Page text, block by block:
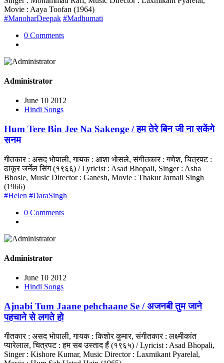
Movie : Aaya Toofan (1964)
#ManoharDeepak #Madhumati
0 Comments
Administrator
June 10 2012
Hindi Songs
Hum Tere Bin Jee Na Sakenge / हम तेरे बिन जी ना सकेंगे
सनम
गीतकार : असद भोपाली, गायक : आशा भोसले, संगीतकार : गणेश, चित्रपट :
ठाकूर जर्नेल सिंग (१९६६) / Lyricist : Asad Bhopali, Singer : Asha
Bhosle, Music Director : Ganesh, Movie : Thakur Jarnail Singh
(1966)
#Helen #DaraSingh
0 Comments
Administrator
June 10 2012
Hindi Songs
Ajnabi Tum Jaane pehchaane Se / अजनबी तुम जाने
पहचाने से लगते हो
गीतकार : असद भोपाली, गायक : किशोर कुमार, संगीतकार : लक्ष्मीकांत
प्यारेलाल, चित्रपट : हम सब उस्ताद हैं (१९६५) / Lyricist : Asad Bhopali,
Singer : Kishore Kumar, Music Director : Laxmikant Pyarelal,